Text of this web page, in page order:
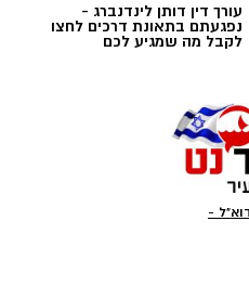
עורך דין דותן לינדנברג -
נפגעתם בתאונת דרכים לחצו
לקבל מה שמגיע לכם
-